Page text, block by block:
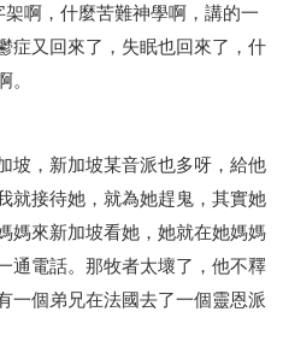
啊，什麼苦難神學啊，講的一
症又回來了，失眠也回來了，什
坡，新加坡某音派也多呀，給他
就接待她，就為她趕鬼，其實她
媽來新加坡看她，她就在她媽媽
通電話。那牧者太壞了，他不釋
一個弟兄在法國去了一個靈恩派